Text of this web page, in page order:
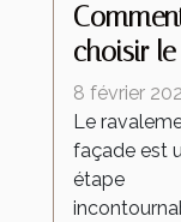
choisir
type de
pour
façade ?
8 février
Le
façade est
étape